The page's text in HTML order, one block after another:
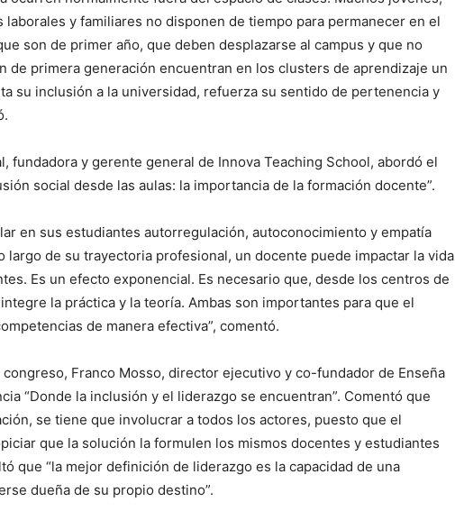
y familiares no disponen de tiempo para permanecer en el
son de primer año, que deben desplazarse al campus y que no
de primera generación encuentran en los clusters de aprendizaje un
su inclusión a la universidad, refuerza su sentido de pertenencia y
fundadora y gerente general de Innova Teaching School, abordó el
social desde las aulas: la importancia de la formación docente”.
en sus estudiantes autorregulación, autoconocimiento y empatía
largo de su trayectoria profesional, un docente puede impactar la vida
Es un efecto exponencial. Es necesario que, desde los centros de
la práctica y la teoría. Ambas son importantes para que el
de manera efectiva”, comentó.
Franco Mosso, director ejecutivo y co-fundador de Enseña
“Donde la inclusión y el liderazgo se encuentran”. Comentó que
se tiene que involucrar a todos los actores, puesto que el
que la solución la formulen los mismos docentes y estudiantes
que “la mejor definición de liderazgo es la capacidad de una
dueña de su propio destino”.